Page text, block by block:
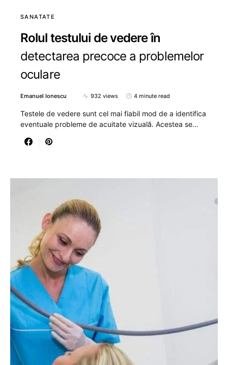
SANATATE
Rolul testului de vedere în
detectarea precoce a problemelor
oculare
Emanuel Ionescu 932 views 4 minute read
Testele de vedere sunt cel mai fiabil mod de a identifica
eventuale probleme de acuitate vizuală. Acestea se…